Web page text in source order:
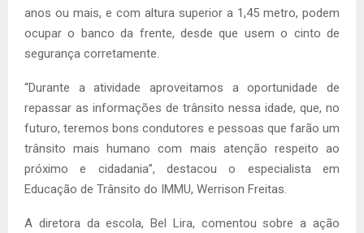
anos ou mais, e com altura superior a 1,45 metro, podem
ocupar o banco da frente, desde que usem o cinto de
segurança corretamente.
“Durante a atividade aproveitamos a oportunidade de
repassar as informações de trânsito nessa idade, que, no
futuro, teremos bons condutores e pessoas que farão um
trânsito mais humano com mais atenção respeito ao
próximo e cidadania”, destacou o especialista em
Educação de Trânsito do IMMU, Werrison Freitas.
A diretora da escola, Bel Lira, comentou sobre a ação